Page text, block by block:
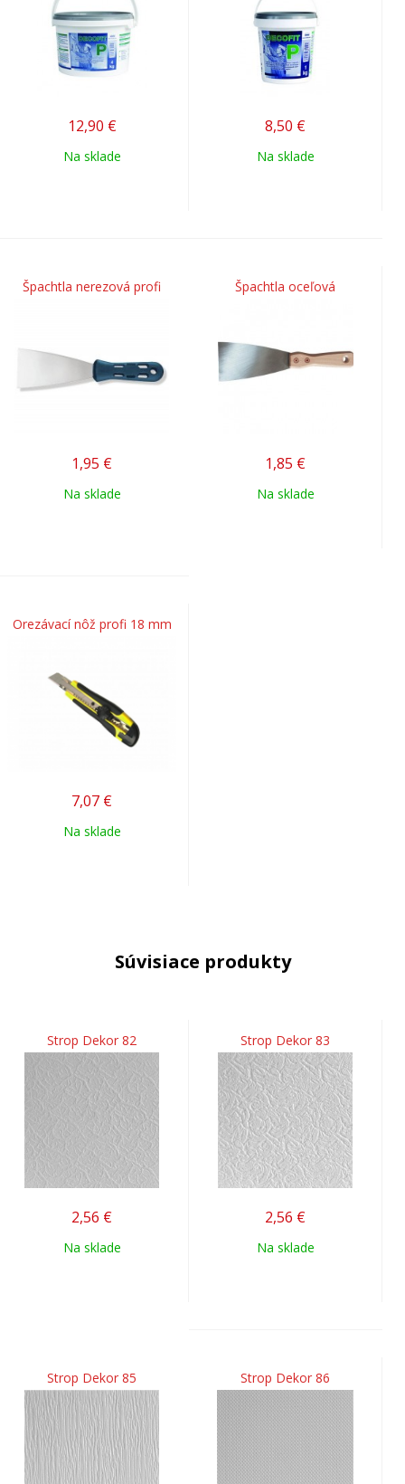
12,90 €
Na sklade
8,50 €
Na sklade
Špachtla nerezová profi
1,95 €
Na sklade
Špachtla oceľová
1,85 €
Na sklade
Orezávací nôž profi 18 mm
7,07 €
Na sklade
Súvisiace produkty
Strop Dekor 82
2,56 €
Na sklade
Strop Dekor 83
2,56 €
Na sklade
Strop Dekor 85 Strop Dekor 86